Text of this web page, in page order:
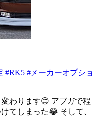
#RK5 #メーカーオプショ
わります😊 アプガで程
てしまった😂 そして、